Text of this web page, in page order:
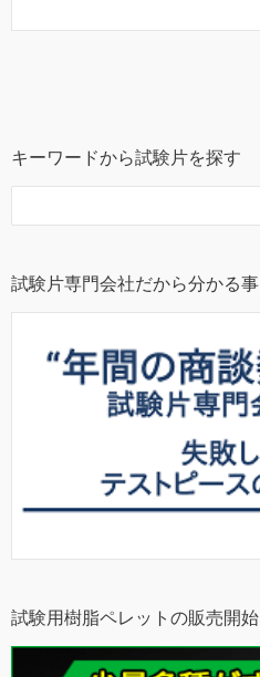
キーワードから試験片を探す
試験片専門会社だから分かる事
試験用樹脂ペレットの販売開始